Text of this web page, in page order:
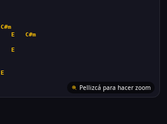
C#m
E
C#m
E
E
Pellizcá para hacer zoom